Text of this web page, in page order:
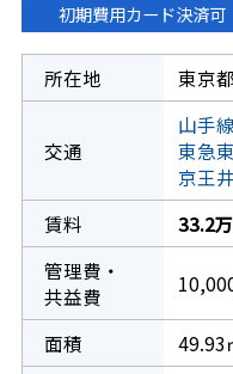
初期費用カード決済可
所在地 東京
交通
山手線
東急
京王
賃料
33.2
管理費・
共益費
面積
49.93